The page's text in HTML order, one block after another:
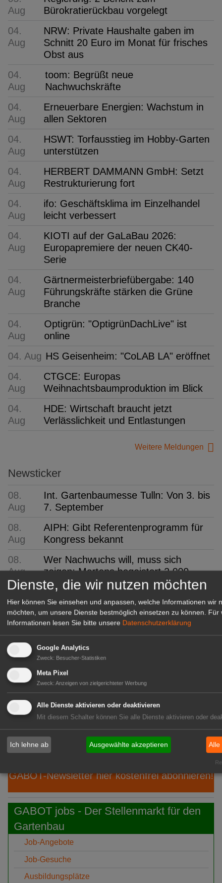
Aug
Bürokratierückbau vorgelegt
04.
Aug
NRW: Private Haushalte gaben im
Schnitt 20 Euro im Monat für frisches
Obst aus
04.
Aug
toom: Begrüßt neue
Nachwuchskräfte
04.
Aug
Erneuerbare Energien: Wachstum in
allen Sektoren
04.
Aug
HSWT: Torfausstieg im Hobby-Garten
unterstützen
04.
Aug
HERBERT DAMMANN GmbH: Setzt
Restrukturierung fort
04.
Aug
ifo: Geschäftsklima im Einzelhandel
leicht verbessert
04.
Aug
KIOTI auf der GaLaBau 2026:
Europapremiere der neuen CK40-
Serie
04.
Aug
Gärtnermeisterbriefübergabe: 140
Führungskräfte stärken die Grüne
Branche
04.
Aug
Optigrün: "OptigrünDachLive" ist
online
04. Aug HS Geisenheim: "CoLAB LA" eröffnet
04.
Aug
CTGCE: Europas
Weihnachtsbaumproduktion im Blick
04.
Aug
HDE: Wirtschaft braucht jetzt
Verlässlichkeit und Entlastungen
Weitere Meldungen
Newsticker
08.
Aug
Int. Gartenbaumesse Tulln: Von 3. bis
7. September
08.
Aug
AIPH: Gibt Referentenprogramm für
Kongress bekannt
08.
Aug
Wer Nachwuchs will, muss sich
zeigen: Martens begeistert 2.000
Besucher
08.
Aug
ifo: Deutsche Wirtschaft
überraschend robust
08.
Aug
FDF-Bundesverband:
Kommissarisches Leitungsteam
08.
Aug
"1000 gute Gründe": Ein Hauch von
Provence
08.
Aug
Ökokiste e.V.: 30 Jahre Bio ohne
Umwege
08.
Aug
IPZ: Robert Knöferl übernimmt die
Leitung
GABOT-Newsletter hier kostenfrei abonnieren!
GABOT jobs - Der Stellenmarkt für den
Gartenbau
Job-Angebote
Job-Gesuche
Ausbildungsplätze
Dienste, die wir nutzen möchten
Hier können Sie einsehen und anpassen, welche Informationen wir
möchten, um unsere Dienste bestmöglich einsetzen zu können.
Für
Informationen lesen Sie bitte unsere Datenschutzerklärung
Google Analytics
Zweck: Besucher-Statistiken
Meta Pixel
Zweck: Anzeigen von zielgerichteter Werbung
Alle Dienste aktivieren oder deaktivieren
Mit diesem Schalter können Sie alle Dienste aktivieren oder
Ich lehne ab Ausgewählte akzeptieren Alle